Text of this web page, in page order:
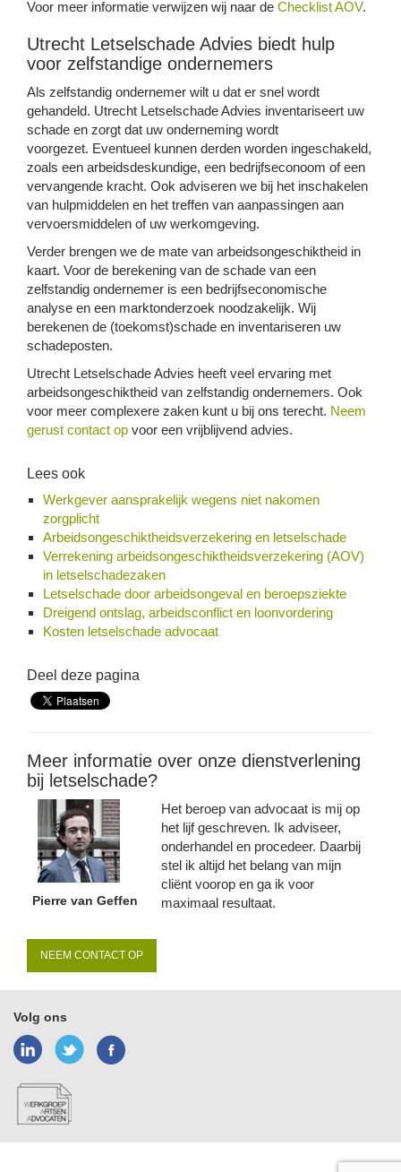
Voor meer informatie verwijzen wij naar de Checklist AOV.
Utrecht Letselschade Advies biedt hulp
voor zelfstandige ondernemers
Als zelfstandig ondernemer wilt u dat er snel wordt
gehandeld. Utrecht Letselschade Advies inventariseert uw
schade en zorgt dat uw onderneming wordt
voorgezet. Eventueel kunnen derden worden ingeschakeld,
zoals een arbeidsdeskundige, een bedrijfseconoom of een
vervangende kracht. Ook adviseren we bij het inschakelen
van hulpmiddelen en het treffen van aanpassingen aan
vervoersmiddelen of uw werkomgeving.
Verder brengen we de mate van arbeidsongeschiktheid in
kaart. Voor de berekening van de schade van een
zelfstandig ondernemer is een bedrijfseconomische
analyse en een marktonderzoek noodzakelijk. Wij
berekenen de (toekomst)schade en inventariseren uw
schadeposten.
Utrecht Letselschade Advies heeft veel ervaring met
arbeidsongeschiktheid van zelfstandig ondernemers. Ook
voor meer complexere zaken kunt u bij ons terecht. Neem
gerust contact op voor een vrijblijvend advies.
Lees ook
Werkgever aansprakelijk wegens niet nakomen
zorgplicht
Arbeidsongeschiktheidsverzekering en letselschade
Verrekening arbeidsongeschiktheidsverzekering (AOV)
in letselschadezaken
Letselschade door arbeidsongeval en beroepsziekte
Dreigend ontslag, arbeidsconflict en loonvordering
Kosten letselschade advocaat
Deel deze pagina
Meer informatie over onze dienstverlening
bij letselschade?
Pierre van Geffen
Het beroep van advocaat is mij op
het lijf geschreven. Ik adviseer,
onderhandel en procedeer. Daarbij
stel ik altijd het belang van mijn
cliënt voorop en ga ik voor
maximaal resultaat.
NEEM CONTACT OP
Volg ons